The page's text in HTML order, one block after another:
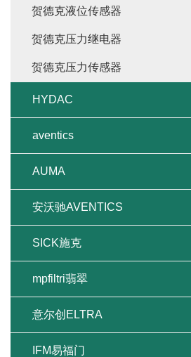
贺德克液位传感器
贺德克压力继电器
贺德克压力传感器
HYDAC
aventics
AUMA
安沃驰AVENTICS
SICK施克
mpfiltri翡翠
意尔创ELTRA
IFM易福门